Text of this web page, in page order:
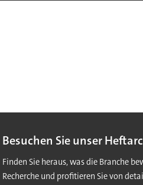
Besuchen Sie unser
Finden Sie heraus, was die Branche
Recherche und profitieren Sie von